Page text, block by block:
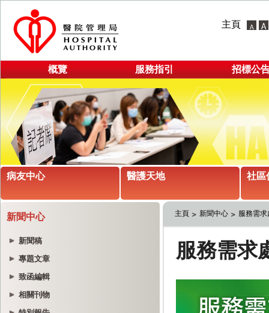
主頁
概覽 服務指引 招標公
病友中心 醫護天地 社區
新聞中心
新聞稿
專題文章
致函編輯
相關刊物
主頁 新聞中心 服務需